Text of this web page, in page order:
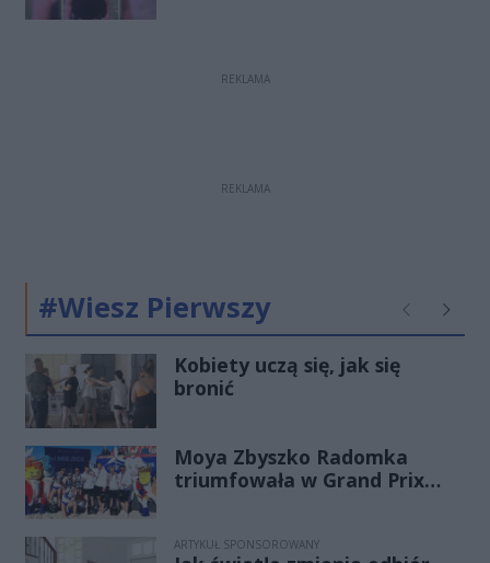
REKLAMA
REKLAMA
#Wiesz Pierwszy Poprzednie
Kobiety uczą się, jak się
bronić
Moya Zbyszko Radomka
triumfowała w Grand Prix
ARTYKUŁ SPONSOROWANY